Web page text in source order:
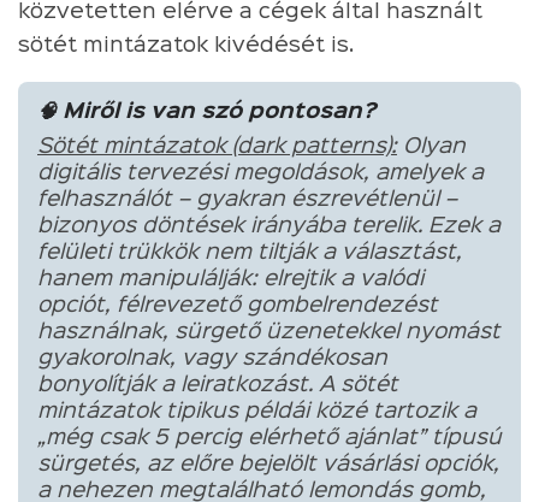
közvetetten elérve a cégek által használt
sötét mintázatok kivédését is.
🧠 Miről is van szó pontosan?
Sötét mintázatok (dark patterns):Olyan
digitális tervezési megoldások, amelyek a
felhasználót – gyakran észrevétlenül –
bizonyos döntések irányába terelik. Ezek a
felületi trükkök nem tiltják a választást,
hanem manipulálják: elrejtik a valódi
opciót, félrevezető gombelrendezést
használnak, sürgető üzenetekkel nyomást
gyakorolnak, vagy szándékosan
bonyolítják a leiratkozást. A sötét
mintázatok tipikus példái közé tartozik a
„még csak 5 percig elérhető ajánlat” típusú
sürgetés, az előre bejelölt vásárlási opciók,
a nehezen megtalálható lemondás gomb,